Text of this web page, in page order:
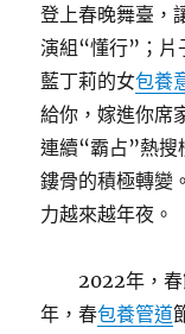
登上春晚舞臺，
演組“懂行”；片
藍丁莉的女包養
給你，嫁進你席
連續“霸占”熱搜
鏤骨的積極轉變
力越來越年夜。
2022年，
年，春包養管道